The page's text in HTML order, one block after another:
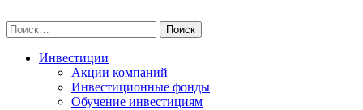
to
content
Найти:
Инвестиции
Акции компаний
Инвестиционные фонды
Обучение инвестициям